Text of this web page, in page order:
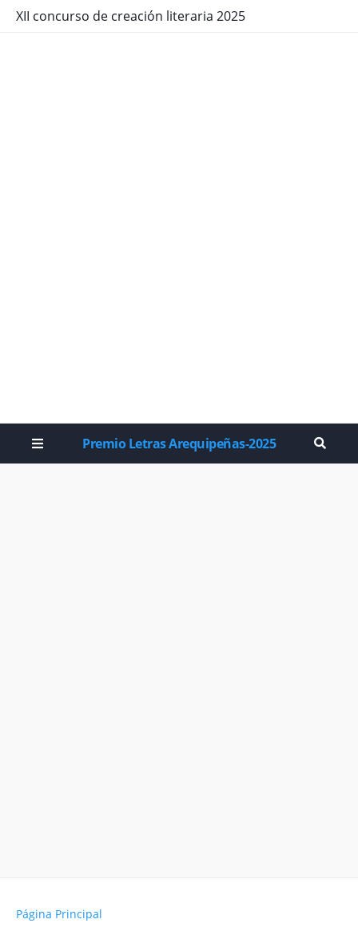
XII concurso de creación literaria 2025
Premio Letras Arequipeñas-2025
Página Principal